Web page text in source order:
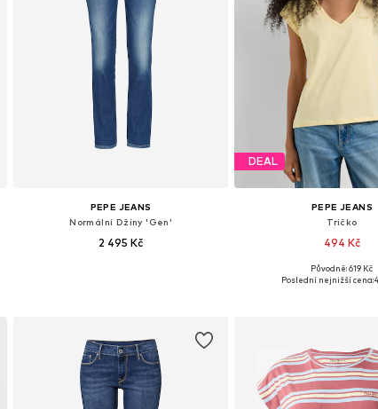
PEPE JEANS
Normální Džíny 'Gen'
2 495 Kč
DEAL
PEPE JEANS
Tričko
494 Kč
Dostupné velikosti: XS,
Původně: 619 Kč
Poslední nejnižší cena: